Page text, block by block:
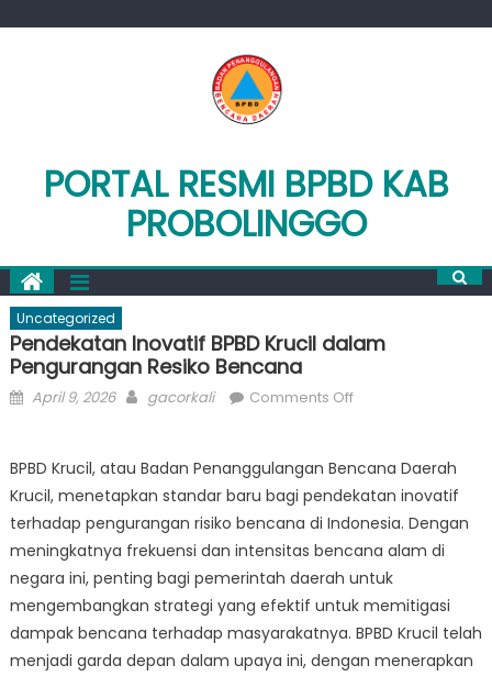
PORTAL RESMI BPBD KAB
PROBOLINGGO
Uncategorized
Pendekatan Inovatif BPBD Krucil dalam
Pengurangan Resiko Bencana
Posted
April 9, 2026 Author
gacorkali Comments Offon
BPBD
Krucil
dalam
Pengurangan
Resiko
Bencana
BPBD Krucil, atau Badan Penanggulangan Bencana Daerah
Krucil, menetapkan standar baru bagi pendekatan inovatif
terhadap pengurangan risiko bencana di Indonesia. Dengan
meningkatnya frekuensi dan intensitas bencana alam di
negara ini, penting bagi pemerintah daerah untuk
mengembangkan strategi yang efektif untuk memitigasi
dampak bencana terhadap masyarakatnya. BPBD Krucil telah
menjadi garda depan dalam upaya ini, dengan menerapkan